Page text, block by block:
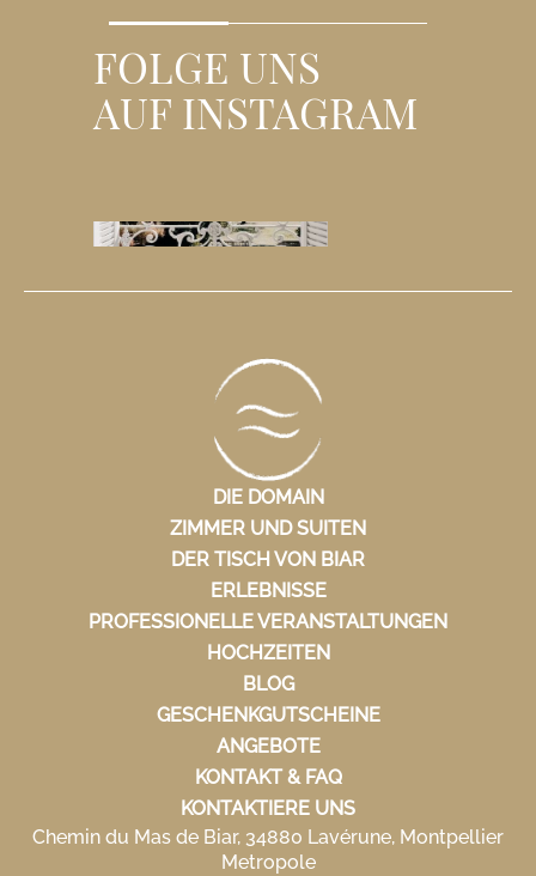
FOLGE UNS
AUF INSTAGRAM
DIE DOMAIN
ZIMMER UND SUITEN
DER TISCH VON BIAR
ERLEBNISSE
PROFESSIONELLE VERANSTALTUNGEN
HOCHZEITEN
BLOG
GESCHENKGUTSCHEINE
ANGEBOTE
KONTAKT & FAQ
KONTAKTIERE UNS
Chemin du Mas de Biar, 34880 Lavérune, Montpellier
Metropole